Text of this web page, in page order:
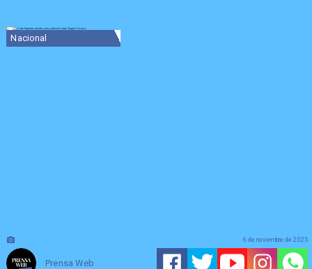
Nacional
Prensa Web
6 de noviembre de 2025